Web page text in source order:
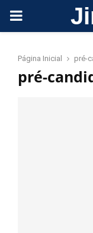
PRIMARY
Página Inicial pré-
pré-